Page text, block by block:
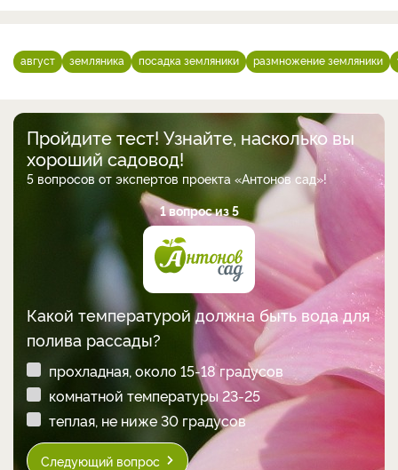
август земляника посадка земляники размножение земляники
Пройдите тест! Узнайте, насколько вы
хороший садовод!
5 вопросов от экспертов проекта «Антонов сад»!
1 вопрос из 5
Какой температурой должна быть вода для
полива рассады?
прохладная, около 15-18 градусов
комнатной температуры 23-25
теплая, не ниже 30 градусов
Следующий вопрос